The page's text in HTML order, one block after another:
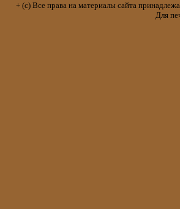
+ (с) Все права на материалы сайта
Для